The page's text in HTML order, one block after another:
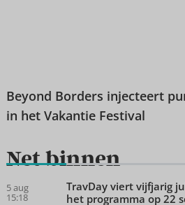
Beyond Borders injecteert
in het Vakantie Festival
Net binnen
5 aug
15:18
TravDay viert vijfjarig
het programma op 22